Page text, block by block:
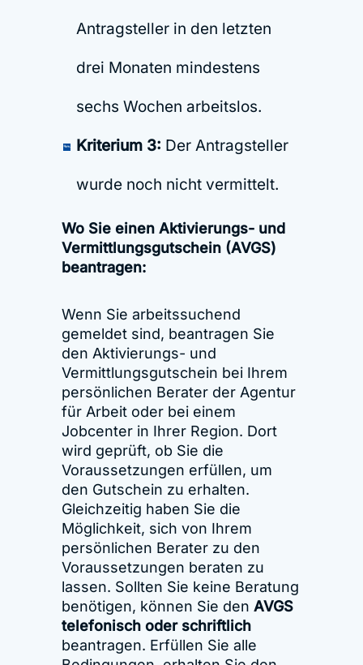
Antragsteller in den letzten
drei Monaten mindestens
sechs Wochen arbeitslos.
Kriterium 3: Der Antragsteller
wurde noch nicht vermittelt.
Wo Sie einen Aktivierungs- und
Vermittlungsgutschein (AVGS)
beantragen:
Wenn Sie arbeitssuchend
gemeldet sind, beantragen Sie
den Aktivierungs- und
Vermittlungsgutschein bei Ihrem
persönlichen Berater der Agentur
für Arbeit oder bei einem
Jobcenter in Ihrer Region. Dort
wird geprüft, ob Sie die
Voraussetzungen erfüllen, um
den Gutschein zu erhalten.
Gleichzeitig haben Sie die
Möglichkeit, sich von Ihrem
persönlichen Berater zu den
Voraussetzungen beraten zu
lassen. Sollten Sie keine Beratung
benötigen, können Sie denAVGS
telefonisch oder schriftlich
beantragen. Erfüllen Sie alle